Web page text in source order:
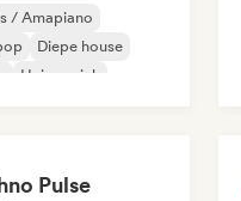
/ Amapiano
Diepe house
Huismuziek
Pulse